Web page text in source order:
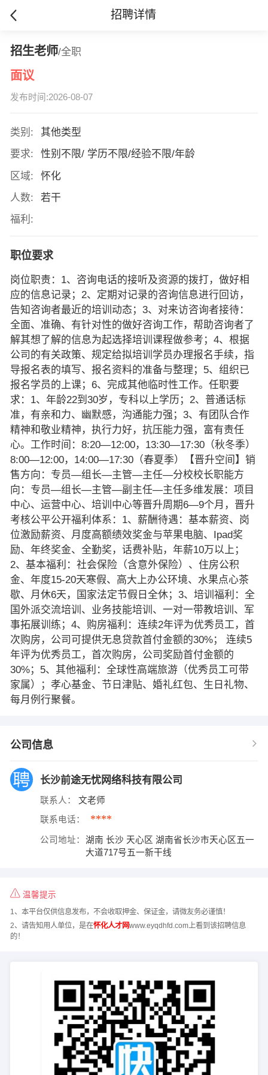
招聘详情
招生老师/全职
面议
发布时间:2026-08-07
类别:
其他类型
要求:
性别不限/ 学历不限/经验不限/年龄
区域:
怀化
人数:
若干
福利:
职位要求
岗位职责：1、咨询电话的接听及资源的拨打，做好相
应的信息记录；2、定期对记录的咨询信息进行回访，
告知咨询者最近的培训动态；3、对来访咨询者接待：
全面、准确、有针对性的做好咨询工作，帮助咨询者了
解其想了解的信息为起选择培训课程做参考；4、根据
公司的有关政策、规定给拟培训学员办理报名手续，指
导报名表的填写、报名资料的准备与整理；5、组织已
报名学员的上课；6、完成其他临时性工作。任职要
求：1、年龄22到30岁，专科以上学历；2、普通话标
准，有亲和力、幽默感，沟通能力强；3、有团队合作
精神和敬业精神，执行力好，抗压能力强，富有责任
心。工作时间：8:20—12:00，13:30—17:30（秋冬季）
8:00—12:00，14:00—17:30（春夏季）【晋升空间】销
售方向：专员—组长—主管—主任—分校校长职能方
向：专员—组长—主管—副主任—主任多维发展：项目
中心、运营中心、培训中心等晋升周期6—9个月，晋升
考核公平公开福利体系：1、薪酬待遇：基本薪资、岗
位激励薪资、月度高额绩效奖金与苹果电脑、Ipad奖
励、年终奖金、全勤奖，话费补贴，年薪10万以上；
2、基本福利：社会保险（含意外保险）、住房公积
金、年度15-20天寒假、高大上办公环境、水果点心茶
歇、月休6天，国家法定节假日全休；3、培训福利：全
国外派交流培训、业务技能培训、一对一带教培训、军
事拓展训练；4、购房福利：连续2年评为优秀员工，首
次购房，公司可提供无息贷款首付金额的30%； 连续5
年评为优秀员工，首次购房，公司奖励首付金额的
30%；5、其他福利：全球性高端旅游（优秀员工可带
家属）；孝心基金、节日津贴、婚礼红包、生日礼物、
每月例行聚餐。
公司信息
长沙前途无忧网络科技有限公司
联系人： 文老师
联系电话： ****
公司地址：
湖南 长沙 天心区 湖南省长沙市天心区五一
大道717号五一新干线
温馨提示
1、本平台仅供信息发布，不会收取押金、保证金，请微友务必谨慎！
2、请告知用人单位，是在怀化人才网www.eyqdhfd.com上看到该招聘信息
的！